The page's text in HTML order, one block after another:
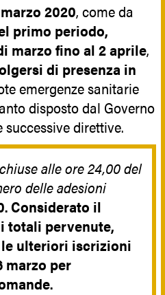
marzo 2020, come da
primo periodo,
marzo fino al 2 aprile,
di presenza in
emergenze sanitarie
disposto dal Governo
direttive.
alle ore 24,00 del
delle adesioni
Considerato il
totali pervenute,
ulteriori iscrizioni
marzo per